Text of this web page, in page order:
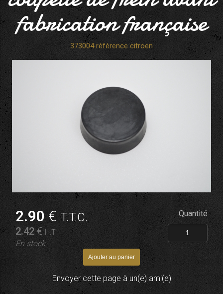
fabrication française
373004 référence citroen
2.90 €T.T.C.
2.42 € H.T.
En stock
Quantité
Envoyer cette page à un(e) ami(e)